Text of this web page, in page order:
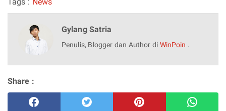
Gylang Satria
Penulis, Blogger dan Author di WinPoin .
Share :